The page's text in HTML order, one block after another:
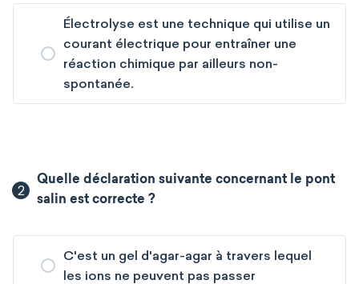
Électrolyse est une technique qui utilise un
courant électrique pour entraîner une
réaction chimique par ailleurs non-
spontanée.
2
Quelle déclaration suivante concernant le pont
salin est correcte ?
C'est un gel d'agar-agar à travers lequel
les ions ne peuvent pas passer